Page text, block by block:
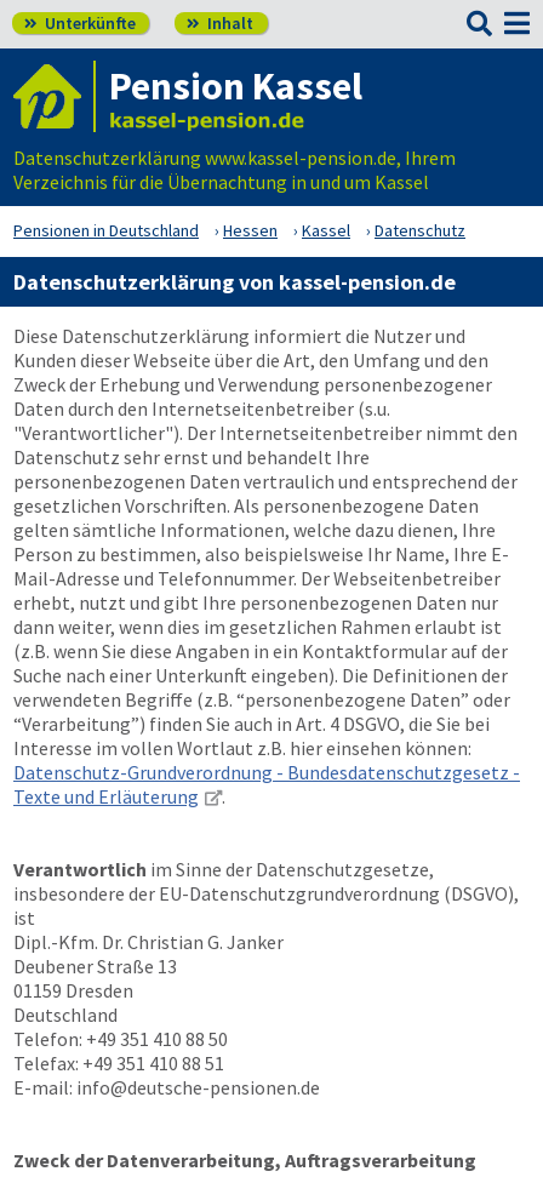
 Unterkünfte  Inhalt 
Pension Kassel
Datenschutzerklärung www.kassel-pension.de, Ihrem
Verzeichnis für die Übernachtung in und um Kassel
Pensionen in Deutschland Hessen Kassel Datenschutz
Datenschutzerklärung von kassel-pension.de
Diese Datenschutzerklärung informiert die Nutzer und
Kunden dieser Webseite über die Art, den Umfang und den
Zweck der Erhebung und Verwendung personenbezogener
Daten durch den Internetseitenbetreiber (s.u.
"Verantwortlicher"). Der Internetseitenbetreiber nimmt den
Datenschutz sehr ernst und behandelt Ihre
personenbezogenen Daten vertraulich und entsprechend der
gesetzlichen Vorschriften. Als personenbezogene Daten
gelten sämtliche Informationen, welche dazu dienen, Ihre
Person zu bestimmen, also beispielsweise Ihr Name, Ihre E-
Mail-Adresse und Telefonnummer. Der Webseitenbetreiber
erhebt, nutzt und gibt Ihre personenbezogenen Daten nur
dann weiter, wenn dies im gesetzlichen Rahmen erlaubt ist
(z.B. wenn Sie diese Angaben in ein Kontaktformular auf der
Suche nach einer Unterkunft eingeben). Die Definitionen der
verwendeten Begriffe (z.B. “personenbezogene Daten” oder
“Verarbeitung”) finden Sie auch in Art. 4 DSGVO, die Sie bei
Interesse im vollen Wortlaut z.B. hier einsehen können:
Datenschutz-Grundverordnung - Bundesdatenschutzgesetz -
Texte und Erläuterung
.
Verantwortlich im Sinne der Datenschutzgesetze,
insbesondere der EU-Datenschutzgrundverordnung (DSGVO),
ist
Dipl.-Kfm. Dr. Christian G. Janker
Deubener Straße 13
01159 Dresden
Deutschland
Telefon: +49 351 410 88 50
Telefax: +49 351 410 88 51
E-mail: info@deutsche-pensionen.de
Zweck der Datenverarbeitung, Auftragsverarbeitung